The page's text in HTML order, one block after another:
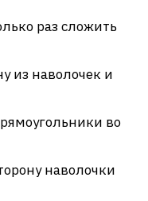
раз сложить
из наволочек и
во
наволочки